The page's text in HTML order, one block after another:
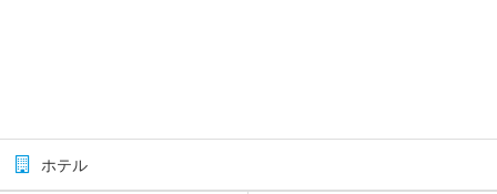
ホテル